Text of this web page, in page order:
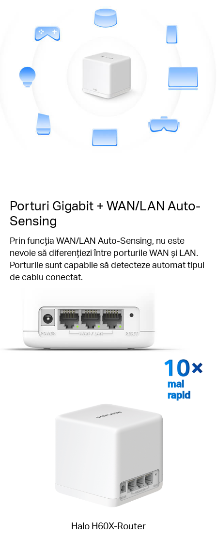
Porturi Gigabit + WAN/LAN Auto-
Sensing
Prin funcția WAN/LAN Auto-Sensing, nu este
nevoie să diferențiezi între porturile WAN și LAN.
Porturile sunt capabile să detecteze automat tipul
de cablu conectat.
mai
rapid
Halo H60X-Router